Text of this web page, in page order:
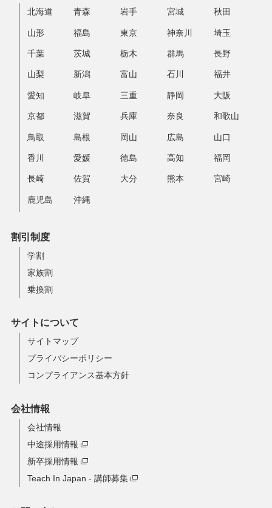
北海道 青森 岩手 宮城 秋田
山形 福島 東京 神奈川 埼玉
千葉 茨城 栃木 群馬 長野
山梨 新潟 富山 石川 福井
愛知 岐阜 三重 静岡 大阪
京都 滋賀 兵庫 奈良 和歌山
鳥取 島根 岡山 広島 山口
香川 愛媛 徳島 高知 福岡
長崎 佐賀 大分 熊本 宮崎
鹿児島 沖縄
割引制度
学割
家族割
乗換割
サイトについて
サイトマップ
プライバシーポリシー
コンプライアンス基本方針
会社情報
会社情報
中途採用情報
新卒採用情報
Teach In Japan - 講師募集